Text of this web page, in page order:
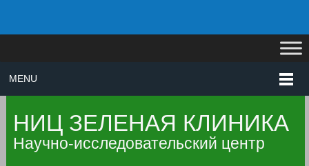
MENU
НИЦ ЗЕЛЕНАЯ КЛИНИКА
Научно-исследовательский центр